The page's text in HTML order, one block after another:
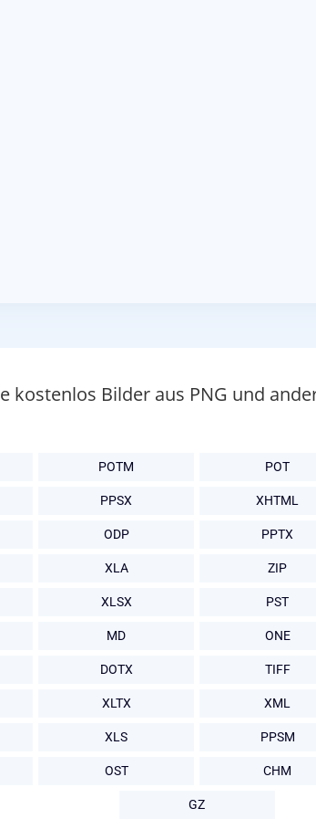
kostenlos Bilder aus PNG und
POTM POT
PPSX XHTML
ODP PPTX
XLA ZIP
XLSX PST
MD ONE
DOTX TIFF
XLTX XML
XLS PPSM
OST CHM
GZ